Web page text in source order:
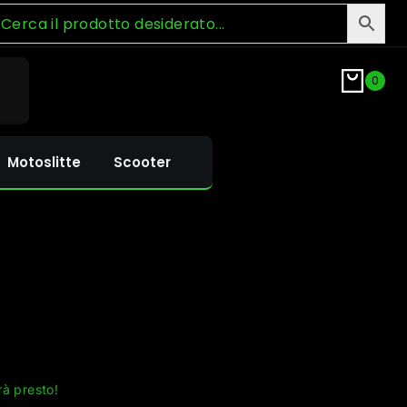
0
Motoslitte Scooter
presto!